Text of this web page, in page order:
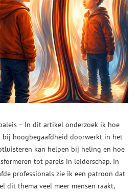
– In dit artikel onderzoek ik hoe
bij hoogbegaafdheid doorwerkt in het
kan helpen bij heling en hoe
tot parels in leiderschap. In
professionals zie ik een patroon dat
dit thema veel meer mensen raakt,